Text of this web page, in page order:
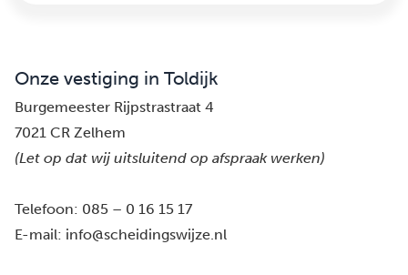
Onze vestiging in Toldijk
Burgemeester Rijpstrastraat 4
7021 CR Zelhem
(Let op dat wij uitsluitend op afspraak werken)
Telefoon: 085 – 0 16 15 17
E-mail: info@scheidingswijze.nl